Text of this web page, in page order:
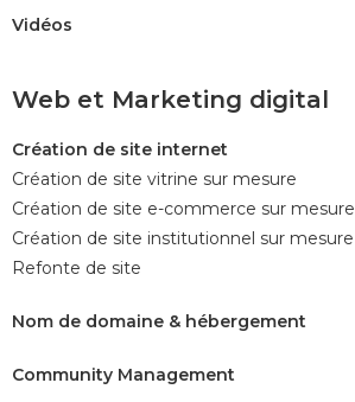
Vidéos
Web et Marketing digital
Création de site internet
Création de site vitrine sur mesure
Création de site e-commerce sur mesure
Création de site institutionnel sur mesure
Refonte de site
Nom de domaine & hébergement
Community Management